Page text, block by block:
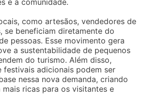
como artesãos, vendedores de
se beneficiam diretamente do
pessoas. Esse movimento gera
a sustentabilidade de pequenos
do turismo. Além disso,
festivais adicionais podem ser
nessa nova demanda, criando
mais ricas para os visitantes e